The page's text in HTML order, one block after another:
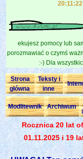
ekujesz pomocy lub
porozmawiać o czymś
:-) Dla
Strona
główna
Teksty i
inne
Modlitewnik Archiwum
Rocznica 20 lat
01.11.2025 i 19